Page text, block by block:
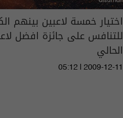
اختيار خمسة لاعبين بينهم
للتنافس على جائزة افضل
الحالي
05:12 | 2009-12-11